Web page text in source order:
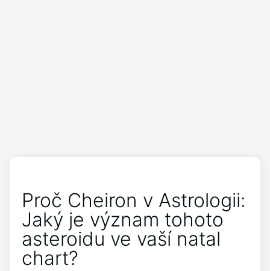
Proč Cheiron v Astrologii:
Jaký je význam tohoto
asteroidu ve vaší natal
chart?